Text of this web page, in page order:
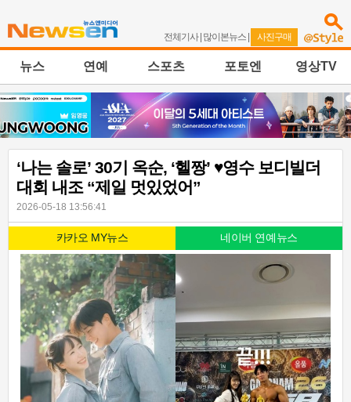
전체기사| 많이본뉴스 | 사진구매
뉴스 연예 스포츠 포토엔 영상TV
‘나는 솔로’ 30기 옥순, ‘헬짱’ ♥영수 보디빌더
대회 내조 “제일 멋있었어”
2026-05-18 13:56:41
카카오 MY뉴스 네이버 연예뉴스